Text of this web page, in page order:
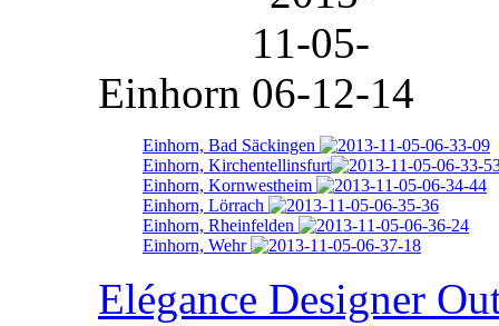
Einhorn
Einhorn, Bad Säckingen
Einhorn, Kirchentellinsfurt
Einhorn, Kornwestheim
Einhorn, Lörrach
Einhorn, Rheinfelden
Einhorn, Wehr
Elégance Designer